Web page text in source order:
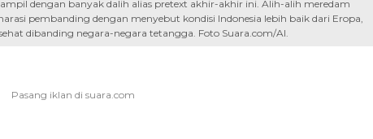
dengan banyak dalih alias pretext akhir-akhir ini. Alih-alih meredam
pembanding dengan menyebut kondisi Indonesia lebih baik dari Eropa,
dibanding negara-negara tetangga. Foto Suara.com/AI.